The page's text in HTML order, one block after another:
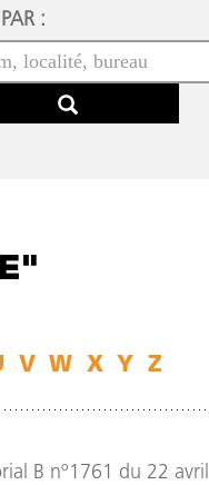
:
V W X Y Z
B nº1761 du 22 avril